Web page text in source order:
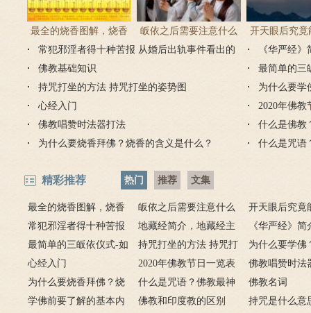
最全的烧香图解，烧香
有何含义与讲究？
皈依之后需要注意什么
吗 皈依佛门后的注意事
开天眼后究竟
么？
常犯邪淫者得十种苦报 从婚后出轨事件看出的
因果报应
《华严经
佛教基础知识
最简单的三
持咒打坐的方法 持咒打坐的姿势图
为什么要学
心经入门
2020年佛教
佛教唱赞时法器打法
什么是佛教
为什么要烧香拜佛？烧香的含义是什么？
什么是咒语
精彩推荐 热门 推荐 文集
最全的烧香图解，烧香
有何含义与讲究？
皈依之后需要注意什么
吗 皈依佛门后的注意事
项
开天眼后究竟
么？
常犯邪淫者得十种苦报
从婚后出轨事件看出的因
果报应
地藏经简介，地藏经主
要讲什么？
《华严经》简
广佛华严经讲
最简单的三皈依仪式-如
何授三皈五戒居士仪轨
持咒打坐的方法 持咒打
坐的姿势图
为什么要学佛
用呢？
心经入门 2020年佛教节日一览表
佛教唱赞时法
为什么要烧香拜佛？烧
香的含义是什么？
什么是咒语？佛教最神
奇的九个咒语
佛教名词
学佛前要了解的基本内
佛教和印度教的区别
持咒是什么意